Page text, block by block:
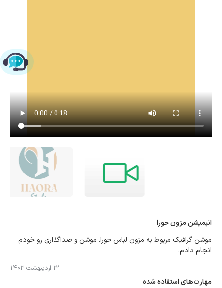
انیمیشن مزون حورا
موشن گرافیک مربوط به مزون لباس حورا. موشن و صداگذاری رو خودم
انجام دادم.
22 اردیبهشت 1403
مهارت‌های استفاده شده
چت با پشتیبانی پارس‌کدرز